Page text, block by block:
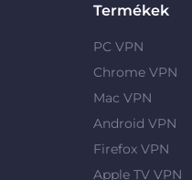
Termékek
PC VPN
Chrome VPN
Mac VPN
Android VPN
Firefox VPN
Apple TV VPN